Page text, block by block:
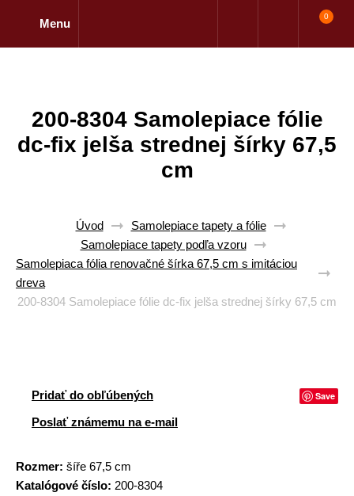
Menu
0
200-8304 Samolepiace fólie
dc-fix jelša strednej šírky 67,5
cm
Úvod
Samolepiace tapety a fólie
Samolepiace tapety podľa vzoru
Samolepiaca fólia renovačné šírka 67,5 cm s imitáciou
dreva
200-8304 Samolepiace fólie dc-fix jelša strednej šírky 67,5 cm
Pridať do obľúbených Save
Poslať známemu na e-mail
Rozmer: šíře 67,5 cm
Katalógové číslo: 200-8304